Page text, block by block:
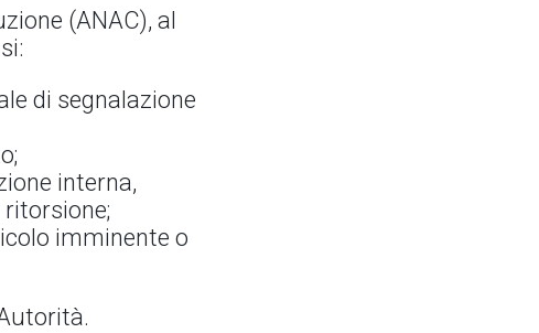
(ANAC), al
di segnalazione
interna,
imminente o